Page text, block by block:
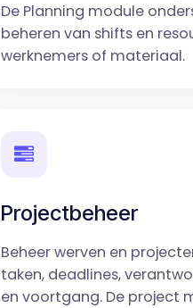
De Planning module
beheren van shifts en
werknemers of materiaal.
Projectbeheer
Beheer werven en
taken, deadlines,
en voortgang. De project